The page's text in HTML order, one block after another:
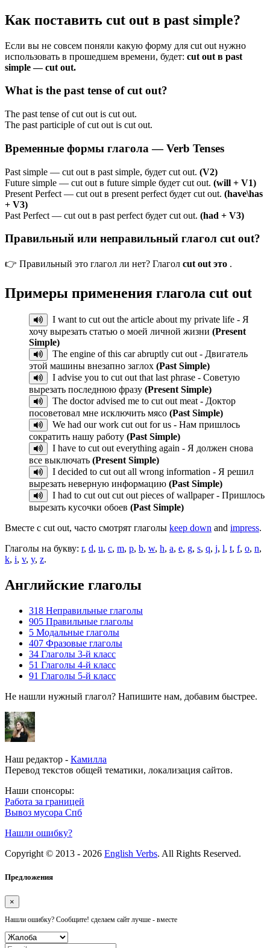
Как поставить cut out в past simple?
Если вы не совсем поняли какую форму для cut out нужно
использовать в прошедшем времени, будет: cut out в past
simple — cut out.
What is the past tense of cut out?
The past tense of cut out is cut out.
The past participle of cut out is cut out.
Временные формы глагола — Verb Tenses
Past simple — cut out в past simple, будет cut out. (V2)
Future simple — cut out в future simple будет cut out. (will + V1)
Present Perfect — cut out в present perfect будет cut out. (have\has
+ V3)
Past Perfect — cut out в past perfect будет cut out. (had + V3)
Правильный или неправильный глагол cut out?
👉 Правильный это глагол ли нет? Глагол cut out это .
Примеры применения глагола cut out
I want to cut out the article about my private life - Я
хочу вырезать статью о моей личной жизни (Present
Simple)
The engine of this car abruptly cut out - Двигатель
этой машины внезапно заглох (Past Simple)
I advise you to cut out that last phrase - Советую
вырезать последнюю фразу (Present Simple)
The doctor advised me to cut out meat - Доктор
посоветовал мне исключить мясо (Past Simple)
We had our work cut out for us - Нам пришлось
сократить нашу работу (Past Simple)
I have to cut out everything again - Я должен снова
все выключать (Present Simple)
I decided to cut out all wrong information - Я решил
вырезать неверную информацию (Past Simple)
I had to cut out cut out pieces of wallpaper - Пришлось
вырезать кусочки обоев (Past Simple)
Вместе с cut out, часто смотрят глаголы keep down and impress.
Глаголы на букву: r, d, u, c, m, p, b, w, h, a, e, g, s, q, j, l, t, f, o, n,
k, i, v, y, z.
Английские глаголы
318 Неправильные глаголы
905 Правильные глаголы
5 Модальные глаголы
407 Фразовые глаголы
34 Глаголы 3-й класс
51 Глаголы 4-й класс
91 Глаголы 5-й класс
Не нашли нужный глагол? Напишите нам, добавим быстрее.
Наш редактор - Камилла
Перевод текстов общей тематики, локализация сайтов.
Наши спонсоры:
Работа за границей
Вывоз мусора Спб
Нашли ошибку?
Copyright © 2013 - 2026 English Verbs. All Rights Reserved.
Предложения
×
Нашли ошибку? Сообщите! сделаем сайт лучше - вместе